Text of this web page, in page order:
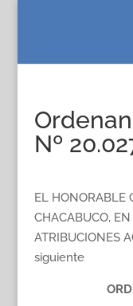
Nº
EL HONORABLE
CHACABUCO,
ATRIBUCIONES
siguiente